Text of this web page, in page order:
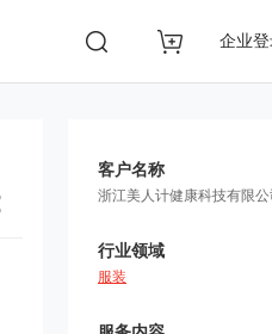
企业
客户名称
浙江美人计健康科技有限公
行业领域
服装